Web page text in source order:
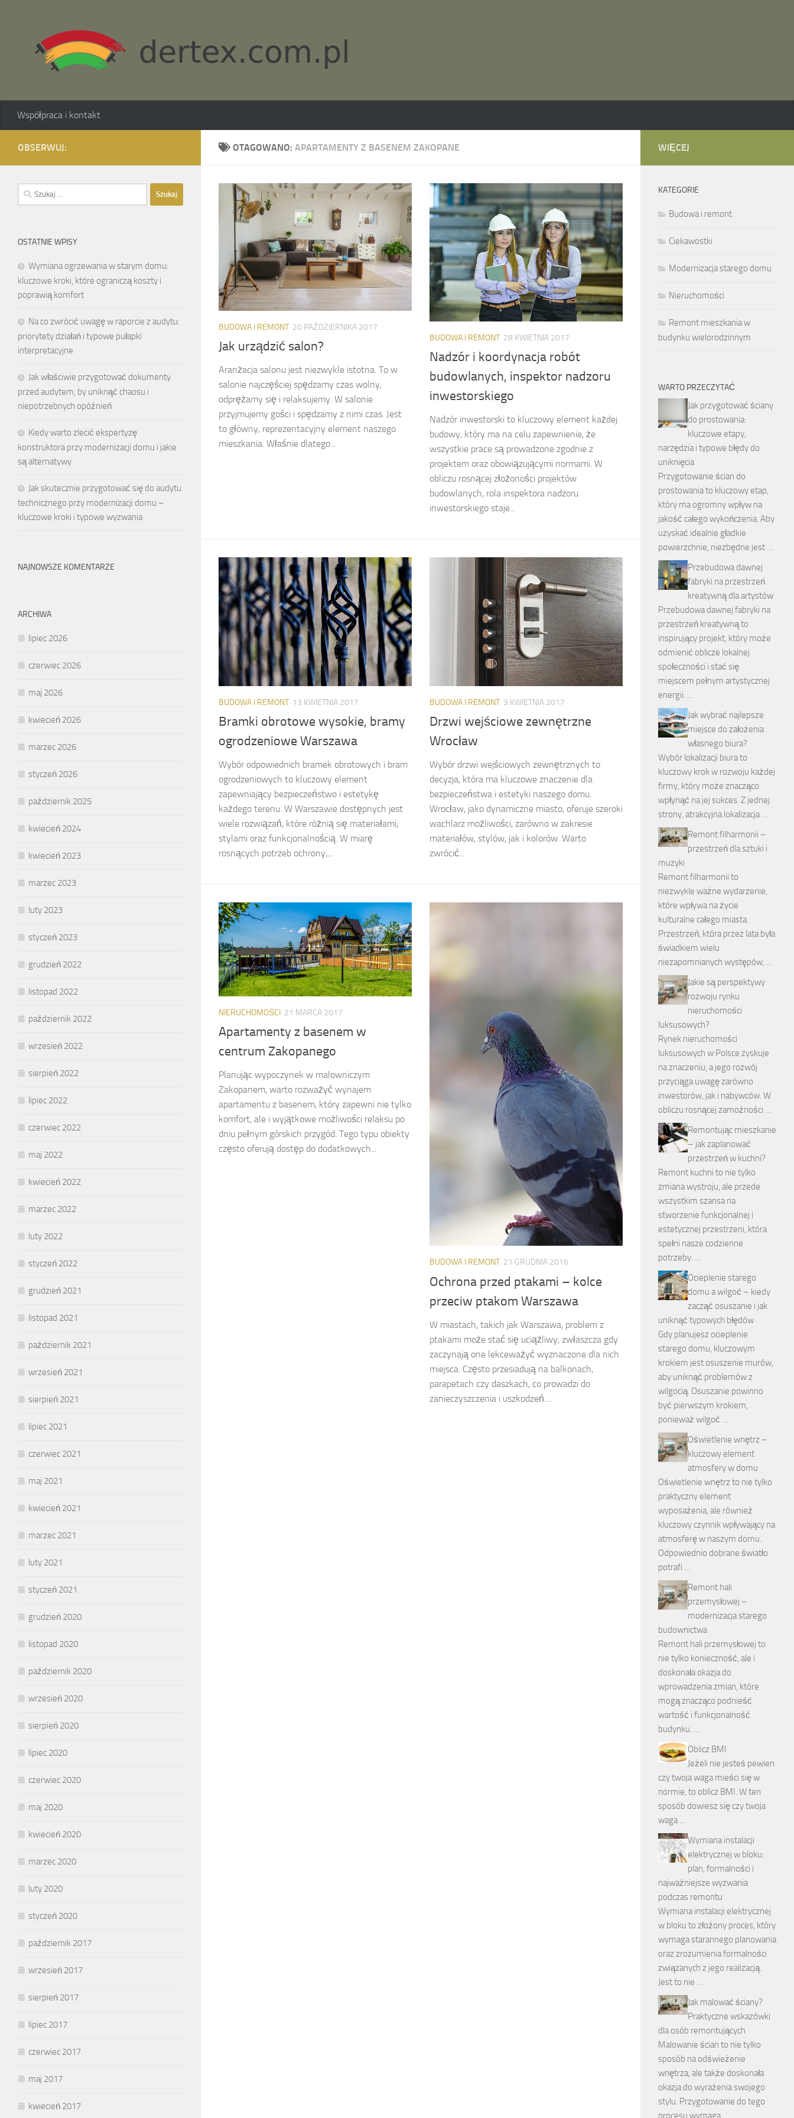
Współpraca i kontakt
OTAGOWANO: APARTAMENTY Z BASENEM ZAKOPANE
BUDOWA I REMONT 20 PAŹDZIERNIKA 2017
Jak urządzić salon?
Aranżacja salonu jest niezwykle istotna. To w
salonie najczęściej spędzamy czas wolny,
odprężamy się i relaksujemy. W salonie
przyjmujemy gości i spędzamy z nimi czas. Jest
to główny, reprezentacyjny element naszego
mieszkania. Właśnie dlatego...
BUDOWA I REMONT 28 KWIETNIA 2017
Nadzór i koordynacja robót
budowlanych, inspektor nadzoru
inwestorskiego
Nadzór inwestorski to kluczowy element każdej
budowy, który ma na celu zapewnienie, że
wszystkie prace są prowadzone zgodnie z
projektem oraz obowiązującymi normami. W
obliczu rosnącej złożoności projektów
budowlanych, rola inspektora nadzoru
inwestorskiego staje...
BUDOWA I REMONT 13 KWIETNIA 2017
Bramki obrotowe wysokie, bramy
ogrodzeniowe Warszawa
Wybór odpowiednich bramek obrotowych i bram
ogrodzeniowych to kluczowy element
zapewniający bezpieczeństwo i estetykę
każdego terenu. W Warszawie dostępnych jest
wiele rozwiązań, które różnią się materiałami,
stylami oraz funkcjonalnością. W miarę
rosnących potrzeb ochrony,...
BUDOWA I REMONT 3 KWIETNIA 2017
Drzwi wejściowe zewnętrzne
Wrocław
Wybór drzwi wejściowych zewnętrznych to
decyzja, która ma kluczowe znaczenie dla
bezpieczeństwa i estetyki naszego domu.
Wrocław, jako dynamiczne miasto, oferuje szeroki
wachlarz możliwości, zarówno w zakresie
materiałów, stylów, jak i kolorów. Warto
zwrócić...
NIERUCHOMOŚCI 21 MARCA 2017
Apartamenty z basenem w
centrum Zakopanego
Planując wypoczynek w malowniczym
Zakopanem, warto rozważyć wynajem
apartamentu z basenem, który zapewni nie tylko
komfort, ale i wyjątkowe możliwości relaksu po
dniu pełnym górskich przygód. Tego typu obiekty
często oferują dostęp do dodatkowych...
BUDOWA I REMONT 21 GRUDNIA 2016
Ochrona przed ptakami – kolce
przeciw ptakom Warszawa
W miastach, takich jak Warszawa, problem z
ptakami może stać się uciążliwy, zwłaszcza gdy
zaczynają one lekceważyć wyznaczone dla nich
miejsca. Często przesiadują na balkonach,
parapetach czy daszkach, co prowadzi do
zanieczyszczenia i uszkodzeń....
OBSERWUJ:
Szukaj:
OSTATNIE WPISY
Wymiana ogrzewania w starym domu:
kluczowe kroki, które ograniczą koszty i
poprawią komfort
Na co zwrócić uwagę w raporcie z audytu:
priorytety działań i typowe pułapki
interpretacyjne
Jak właściwie przygotować dokumenty
przed audytem, by uniknąć chaosu i
niepotrzebnych opóźnień
Kiedy warto zlecić ekspertyzę
konstruktora przy modernizacji domu i jakie
są alternatywy
Jak skutecznie przygotować się do audytu
technicznego przy modernizacji domu –
kluczowe kroki i typowe wyzwania
NAJNOWSZE KOMENTARZE
ARCHIWA
lipiec 2026
czerwiec 2026
maj 2026
kwiecień 2026
marzec 2026
styczeń 2026
październik 2025
kwiecień 2024
kwiecień 2023
marzec 2023
luty 2023
styczeń 2023
grudzień 2022
listopad 2022
październik 2022
wrzesień 2022
sierpień 2022
lipiec 2022
czerwiec 2022
maj 2022
kwiecień 2022
marzec 2022
luty 2022
styczeń 2022
grudzień 2021
listopad 2021
październik 2021
wrzesień 2021
sierpień 2021
lipiec 2021
czerwiec 2021
maj 2021
kwiecień 2021
marzec 2021
luty 2021
styczeń 2021
grudzień 2020
listopad 2020
październik 2020
wrzesień 2020
sierpień 2020
lipiec 2020
czerwiec 2020
maj 2020
kwiecień 2020
marzec 2020
luty 2020
styczeń 2020
październik 2017
wrzesień 2017
sierpień 2017
lipiec 2017
czerwiec 2017
maj 2017
kwiecień 2017
WIĘCEJ
KATEGORIE
Budowa i remont
Ciekawostki
Modernizacja starego domu
Nieruchomości
Remont mieszkania w
budynku wielorodzinnym
WARTO PRZECZYTAĆ
Jak przygotować ściany
do prostowania:
kluczowe etapy,
narzędzia i typowe błędy do
uniknięcia
Przygotowanie ścian do
prostowania to kluczowy etap,
który ma ogromny wpływ na
jakość całego wykończenia. Aby
uzyskać idealnie gładkie
powierzchnie, niezbędne jest …
Przebudowa dawnej
fabryki na przestrzeń
kreatywną dla artystów
Przebudowa dawnej fabryki na
przestrzeń kreatywną to
inspirujący projekt, który może
odmienić oblicze lokalnej
społeczności i stać się
miejscem pełnym artystycznej
energii. …
Jak wybrać najlepsze
miejsce do założenia
własnego biura?
Wybór lokalizacji biura to
kluczowy krok w rozwoju każdej
firmy, który może znacząco
wpłynąć na jej sukces. Z jednej
strony, atrakcyjna lokalizacja …
Remont filharmonii –
przestrzeń dla sztuki i
muzyki
Remont filharmonii to
niezwykle ważne wydarzenie,
które wpływa na życie
kulturalne całego miasta.
Przestrzeń, która przez lata była
świadkiem wielu
niezapomnianych występów, …
Jakie są perspektywy
rozwoju rynku
nieruchomości
luksusowych?
Rynek nieruchomości
luksusowych w Polsce zyskuje
na znaczeniu, a jego rozwój
przyciąga uwagę zarówno
inwestorów, jak i nabywców. W
obliczu rosnącej zamożności …
Remontując mieszkanie
– jak zaplanować
przestrzeń w kuchni?
Remont kuchni to nie tylko
zmiana wystroju, ale przede
wszystkim szansa na
stworzenie funkcjonalnej i
estetycznej przestrzeni, która
spełni nasze codzienne
potrzeby. …
Ocieplenie starego
domu a wilgoć – kiedy
zacząć osuszanie i jak
uniknąć typowych błędów
Gdy planujesz ocieplenie
starego domu, kluczowym
krokiem jest osuszenie murów,
aby uniknąć problemów z
wilgocią. Osuszanie powinno
być pierwszym krokiem,
ponieważ wilgoć …
Oświetlenie wnętrz –
kluczowy element
atmosfery w domu
Oświetlenie wnętrz to nie tylko
praktyczny element
wyposażenia, ale również
kluczowy czynnik wpływający na
atmosferę w naszym domu.
Odpowiednio dobrane światło
potrafi …
Remont hali
przemysłowej –
modernizacja starego
budownictwa
Remont hali przemysłowej to
nie tylko konieczność, ale i
doskonała okazja do
wprowadzenia zmian, które
mogą znacząco podnieść
wartość i funkcjonalność
budynku. …
Oblicz BMI
Jeżeli nie jesteś pewien
czy twoja waga mieści się w
normie, to oblicz BMI. W ten
sposób dowiesz się czy twoja
waga …
Wymiana instalacji
elektrycznej w bloku:
plan, formalności i
najważniejsze wyzwania
podczas remontu
Wymiana instalacji elektrycznej
w bloku to złożony proces, który
wymaga starannego planowania
oraz zrozumienia formalności
związanych z jego realizacją.
Jest to nie …
Jak malować ściany?
Praktyczne wskazówki
dla osób remontujących
Malowanie ścian to nie tylko
sposób na odświeżenie
wnętrza, ale także doskonała
okazja do wyrażenia swojego
stylu. Przygotowanie do tego
procesu wymaga …